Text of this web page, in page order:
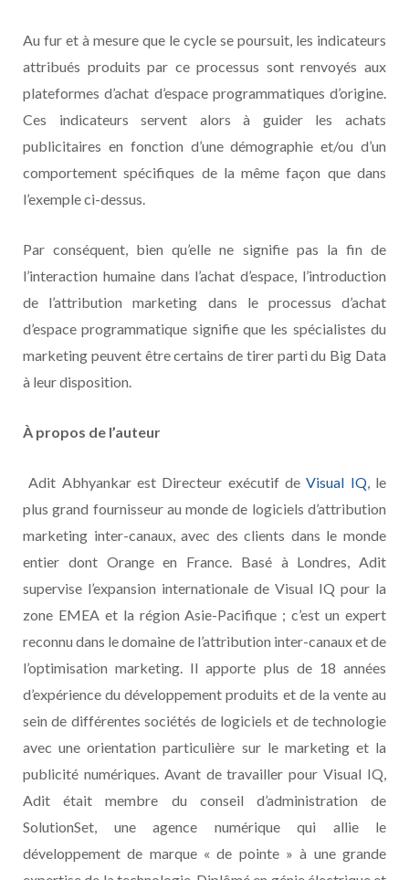
Au fur et à mesure que le cycle se poursuit, les indicateurs
attribués produits par ce processus sont renvoyés aux
plateformes d’achat d’espace programmatiques d’origine.
Ces indicateurs servent alors à guider les achats
publicitaires en fonction d’une démographie et/ou d’un
comportement spécifiques de la même façon que dans
l’exemple ci-dessus.
Par conséquent, bien qu’elle ne signifie pas la fin de
l’interaction humaine dans l’achat d’espace, l’introduction
de l’attribution marketing dans le processus d’achat
d’espace programmatique signifie que les spécialistes du
marketing peuvent être certains de tirer parti du Big Data
à leur disposition.
À propos de l’auteur
Adit Abhyankar est Directeur exécutif deVisual IQ, le
plus grand fournisseur au monde de logiciels d’attribution
marketing inter-canaux, avec des clients dans le monde
entier dont Orange en France. Basé à Londres, Adit
supervise l’expansion internationale de Visual IQ pour la
zone EMEA et la région Asie-Pacifique ; c’est un expert
reconnu dans le domaine de l’attribution inter-canaux et de
l’optimisation marketing. Il apporte plus de 18 années
d’expérience du développement produits et de la vente au
sein de différentes sociétés de logiciels et de technologie
avec une orientation particulière sur le marketing et la
publicité numériques. Avant de travailler pour Visual IQ,
Adit était membre du conseil d’administration de
SolutionSet, une agence numérique qui allie le
développement de marque « de pointe » à une grande